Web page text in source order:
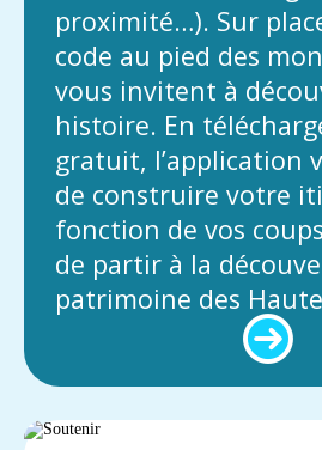
proximité…). Sur
code au pied des
vous invitent à
histoire. En
gratuit, l’application
de construire votre
fonction de vos
de partir à la
patrimoine des